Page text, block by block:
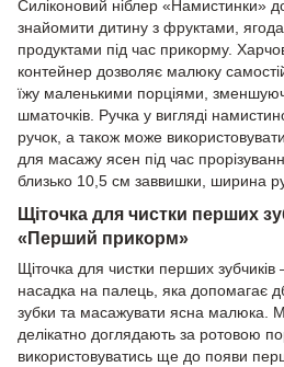
Силіконовий ніблер «Намистинки»
знайомити дитину з фруктами,
продуктами під час прикорму.
контейнер дозволяє малюку
їжу маленькими порціями,
шматочків. Ручка у вигляді
ручок, а також може
для масажу ясен під час
близько 10,5 см заввишки, ширина
Щіточка для чистки перших
«Перший прикорм»
Щіточка для чистки перших
насадка на палець, яка допомагає
зубки та масажувати ясна малюка.
делікатно доглядають за ротовою
використовуватись ще до появи